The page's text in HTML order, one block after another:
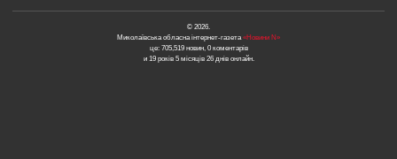
© 2026.
Миколаївська обласна інтернет-газета «Новини N»
це: 705,519 новин, 0 коментарів
и 19 років 5 місяців 26 днів онлайн.